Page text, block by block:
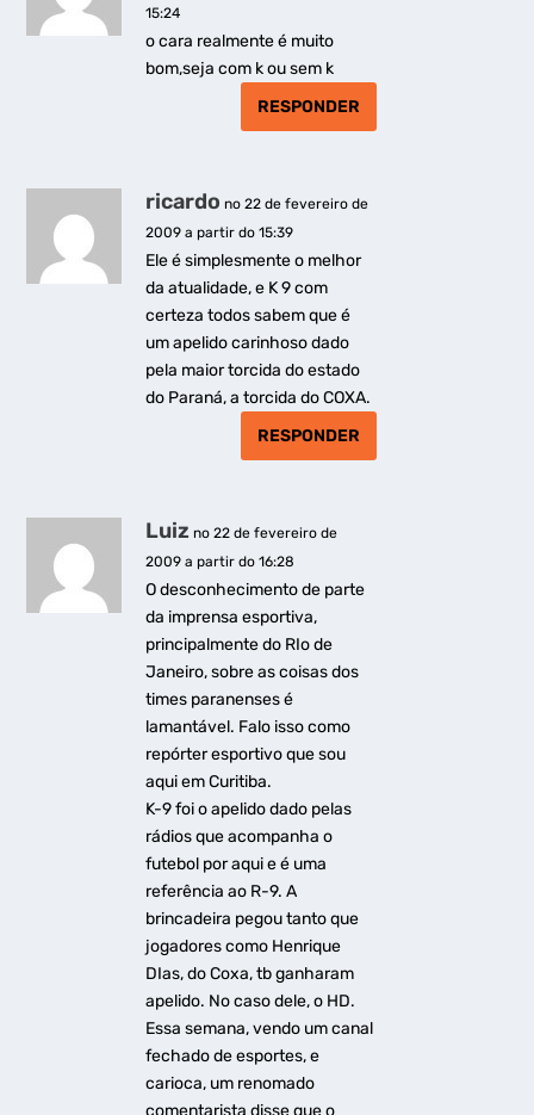
15:24
o cara realmente é muito
bom,seja com k ou sem k
RESPONDER
ricardo no 22 de fevereiro de
2009 a partir do 15:39
Ele é simplesmente o melhor
da atualidade, e K 9 com
certeza todos sabem que é
um apelido carinhoso dado
pela maior torcida do estado
do Paraná, a torcida do COXA.
RESPONDER
Luiz no 22 de fevereiro de
2009 a partir do 16:28
O desconhecimento de parte
da imprensa esportiva,
principalmente do RIo de
Janeiro, sobre as coisas dos
times paranenses é
lamantável. Falo isso como
repórter esportivo que sou
aqui em Curitiba.
K-9 foi o apelido dado pelas
rádios que acompanha o
futebol por aqui e é uma
referência ao R-9. A
brincadeira pegou tanto que
jogadores como Henrique
DIas, do Coxa, tb ganharam
apelido. No caso dele, o HD.
Essa semana, vendo um canal
fechado de esportes, e
carioca, um renomado
comentarista disse que o